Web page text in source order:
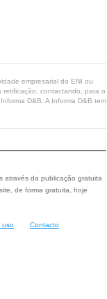
empresarial do ENI ou
retificação, contactando, para o
D&B. A Informa D&B tem
através da publicação gratuita
de forma gratuita, hoje
uso Contacto